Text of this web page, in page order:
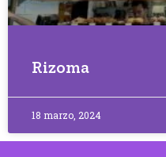
Rizoma
18 marzo, 2024